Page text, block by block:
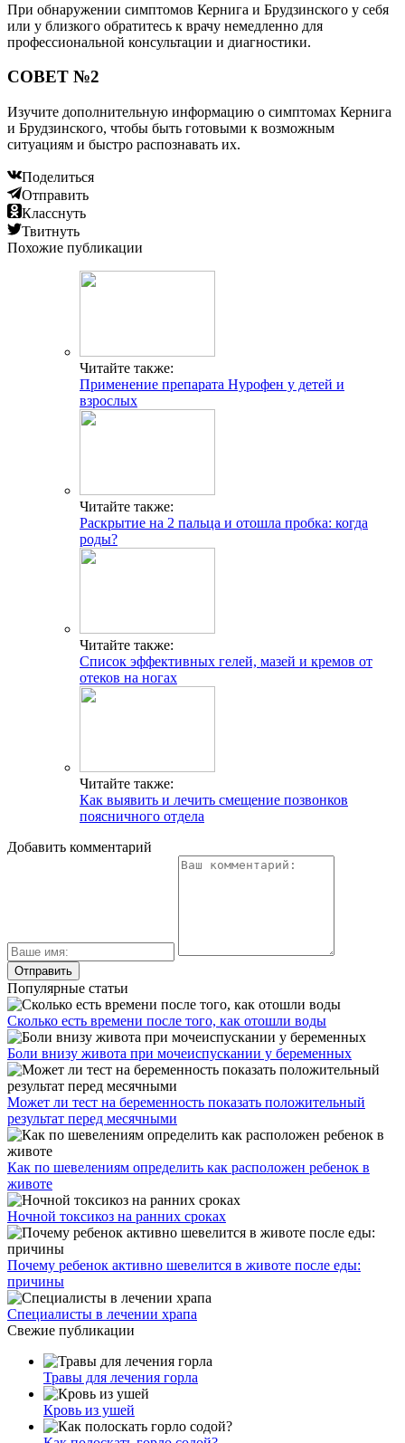
При обнаружении симптомов Кернига и Брудзинского у себя
или у близкого обратитесь к врачу немедленно для
профессиональной консультации и диагностики.
СОВЕТ №2
Изучите дополнительную информацию о симптомах Кернига
и Брудзинского, чтобы быть готовыми к возможным
ситуациям и быстро распознавать их.
Поделиться
Отправить
Класснуть
Твитнуть
Похожие публикации
Читайте также:
Применение препарата Нурофен у детей и
взрослых
Читайте также:
Раскрытие на 2 пальца и отошла пробка: когда
роды?
Читайте также:
Список эффективных гелей, мазей и кремов от
отеков на ногах
Читайте также:
Как выявить и лечить смещение позвонков
поясничного отдела
Добавить комментарий
Популярные статьи
Сколько есть времени после того, как отошли воды
Боли внизу живота при мочеиспускании у беременных
Может ли тест на беременность показать положительный
результат перед месячными
Как по шевелениям определить как расположен ребенок в
животе
Ночной токсикоз на ранних сроках
Почему ребенок активно шевелится в животе после еды:
причины
Специалисты в лечении храпа
Свежие публикации
Травы для лечения горла
Кровь из ушей